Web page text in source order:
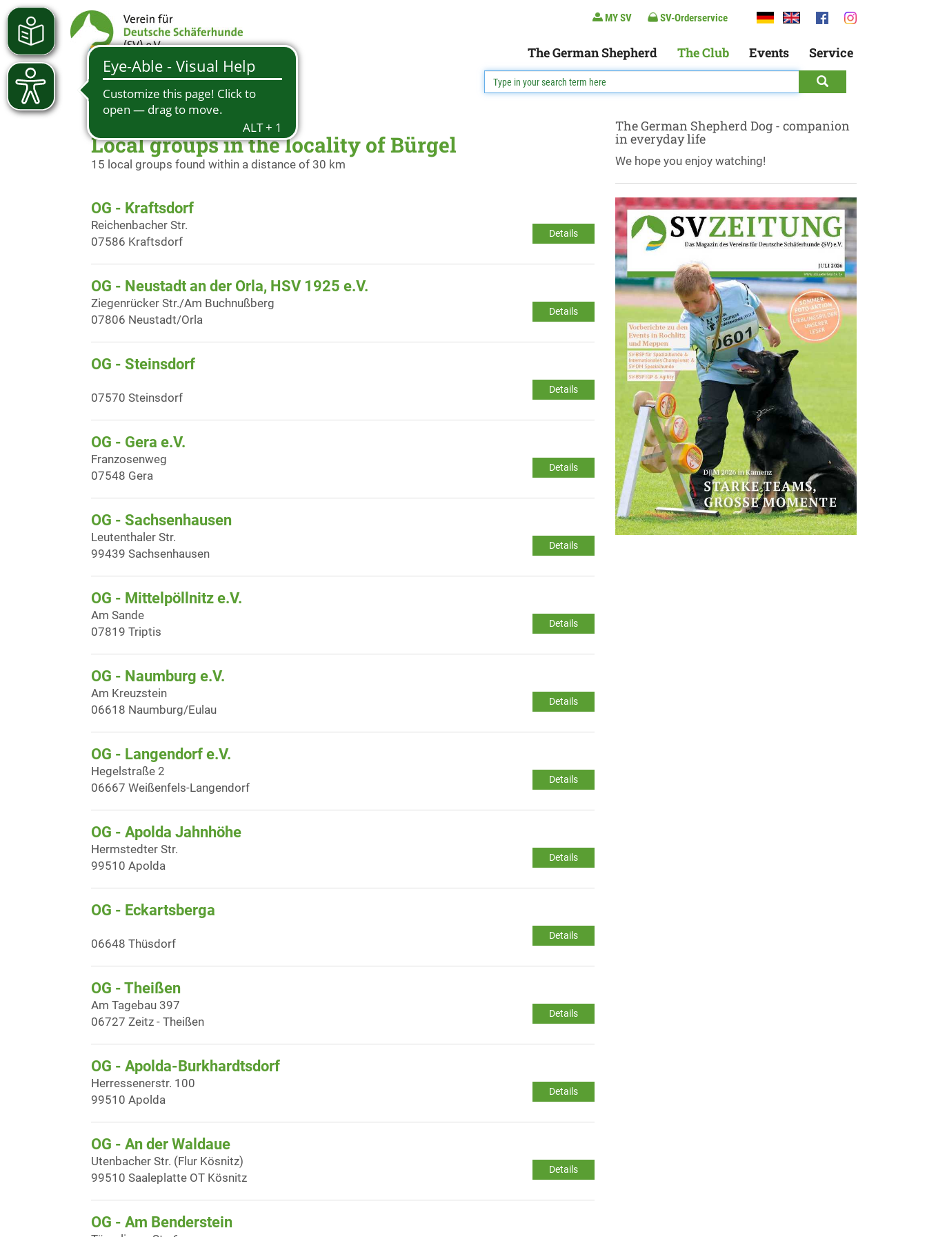
MY SV SV-Orderservice
The German Shepherd The Club Events Service
Local groups in the locality of Bürgel
15 local groups found within a distance of 30 km
OG - Kraftsdorf
Details
Reichenbacher Str.
07586 Kraftsdorf
OG - Neustadt an der Orla, HSV 1925 e.V.
Details
Ziegenrücker Str./Am Buchnußberg
07806 Neustadt/Orla
OG - Steinsdorf
Details
07570 Steinsdorf
OG - Gera e.V.
Details
Franzosenweg
07548 Gera
OG - Sachsenhausen
Details
Leutenthaler Str.
99439 Sachsenhausen
OG - Mittelpöllnitz e.V.
Details
Am Sande
07819 Triptis
OG - Naumburg e.V.
Details
Am Kreuzstein
06618 Naumburg/Eulau
OG - Langendorf e.V.
Details
Hegelstraße 2
06667 Weißenfels-Langendorf
OG - Apolda Jahnhöhe
Details
Hermstedter Str.
99510 Apolda
OG - Eckartsberga
Details
06648 Thüsdorf
OG - Theißen
Details
Am Tagebau 397
06727 Zeitz - Theißen
OG - Apolda-Burkhardtsdorf
Details
Herressenerstr. 100
99510 Apolda
OG - An der Waldaue
Details
Utenbacher Str. (Flur Kösnitz)
99510 Saaleplatte OT Kösnitz
OG - Am Benderstein
The German Shepherd Dog - companion
in everyday life
We hope you enjoy watching!